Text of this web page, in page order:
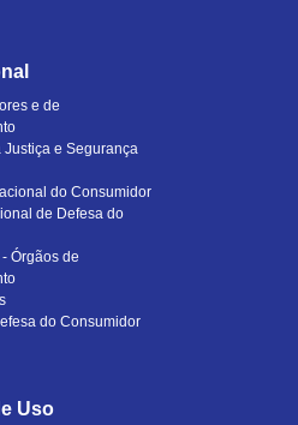
e de
Justiça e Segurança
do Consumidor
de Defesa do
Órgãos de
do Consumidor
Uso